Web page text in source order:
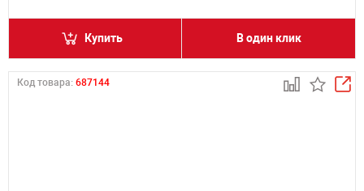
Купить В один клик
Код товара: 687144